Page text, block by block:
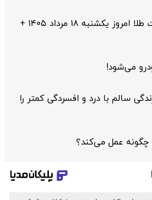
قیمت سکه و قیمت طلا امروز یکشنبه ۱۸ مرداد ۱۴۰۵ +
می‌شود!
سالم با درد و افسردگی کمتر را
عمل می‌کند؟